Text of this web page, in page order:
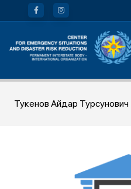
Тукенов Айдар Турсунович